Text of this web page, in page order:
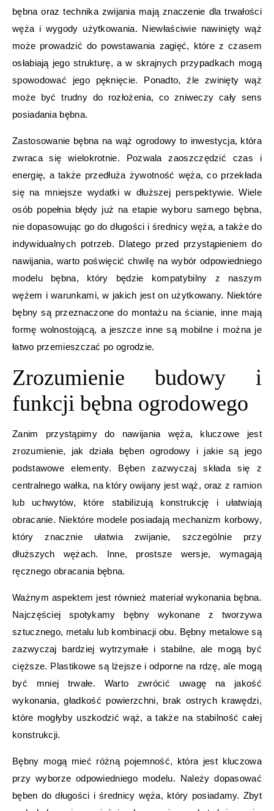
bębna oraz technika zwijania mają znaczenie dla trwałości
węża i wygody użytkowania. Niewłaściwie nawinięty wąż
może prowadzić do powstawania zagięć, które z czasem
osłabiają jego strukturę, a w skrajnych przypadkach mogą
spowodować jego pęknięcie. Ponadto, źle zwinięty wąż
może być trudny do rozłożenia, co zniweczy cały sens
posiadania bębna.
Zastosowanie bębna na wąż ogrodowy to inwestycja, która
zwraca się wielokrotnie. Pozwala zaoszczędzić czas i
energię, a także przedłuża żywotność węża, co przekłada
się na mniejsze wydatki w dłuższej perspektywie. Wiele
osób popełnia błędy już na etapie wyboru samego bębna,
nie dopasowując go do długości i średnicy węża, a także do
indywidualnych potrzeb. Dlatego przed przystąpieniem do
nawijania, warto poświęcić chwilę na wybór odpowiedniego
modelu bębna, który będzie kompatybilny z naszym
wężem i warunkami, w jakich jest on użytkowany. Niektóre
bębny są przeznaczone do montażu na ścianie, inne mają
formę wolnostojącą, a jeszcze inne są mobilne i można je
łatwo przemieszczać po ogrodzie.
Zrozumienie budowy i
funkcji bębna ogrodowego
Zanim przystąpimy do nawijania węża, kluczowe jest
zrozumienie, jak działa bęben ogrodowy i jakie są jego
podstawowe elementy. Bęben zazwyczaj składa się z
centralnego wałka, na który owijany jest wąż, oraz z ramion
lub uchwytów, które stabilizują konstrukcję i ułatwiają
obracanie. Niektóre modele posiadają mechanizm korbowy,
który znacznie ułatwia zwijanie, szczególnie przy
dłuższych wężach. Inne, prostsze wersje, wymagają
ręcznego obracania bębna.
Ważnym aspektem jest również materiał wykonania bębna.
Najczęściej spotykamy bębny wykonane z tworzywa
sztucznego, metalu lub kombinacji obu. Bębny metalowe są
zazwyczaj bardziej wytrzymałe i stabilne, ale mogą być
cięższe. Plastikowe są lżejsze i odporne na rdzę, ale mogą
być mniej trwałe. Warto zwrócić uwagę na jakość
wykonania, gładkość powierzchni, brak ostrych krawędzi,
które mogłyby uszkodzić wąż, a także na stabilność całej
konstrukcji.
Bębny mogą mieć różną pojemność, która jest kluczowa
przy wyborze odpowiedniego modelu. Należy dopasować
bęben do długości i średnicy węża, który posiadamy. Zbyt